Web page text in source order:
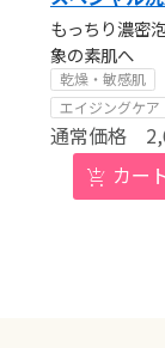
もっちり濃密
象の素肌へ
乾燥・敏感肌
エイジングケア